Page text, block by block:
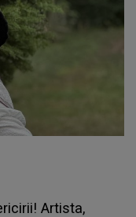
Artista,